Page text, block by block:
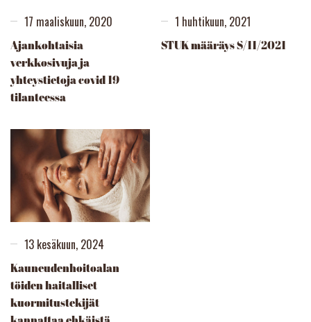
17 maaliskuun, 2020
Ajankohtaisia
verkkosivuja ja
yhteystietoja covid 19 -
tilanteessa
1 huhtikuun, 2021
STUK määräys S/11/2021
13 kesäkuun, 2024
Kauneudenhoitoalan
töiden haitalliset
kuormitustekijät